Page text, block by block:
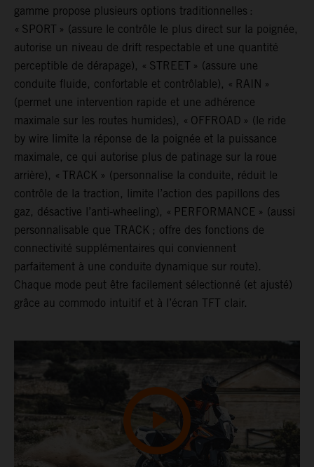
gamme propose plusieurs options traditionnelles :
« SPORT » (assure le contrôle le plus direct sur la poignée,
autorise un niveau de drift respectable et une quantité
perceptible de dérapage), « STREET » (assure une
conduite fluide, confortable et contrôlable), « RAIN »
(permet une intervention rapide et une adhérence
maximale sur les routes humides), « OFFROAD » (le ride
by wire limite la réponse de la poignée et la puissance
maximale, ce qui autorise plus de patinage sur la roue
arrière), « TRACK » (personnalise la conduite, réduit le
contrôle de la traction, limite l’action des papillons des
gaz, désactive l’anti-wheeling), « PERFORMANCE » (aussi
personnalisable que TRACK ; offre des fonctions de
connectivité supplémentaires qui conviennent
parfaitement à une conduite dynamique sur route).
Chaque mode peut être facilement sélectionné (et ajusté)
grâce au commodo intuitif et à l’écran TFT clair.